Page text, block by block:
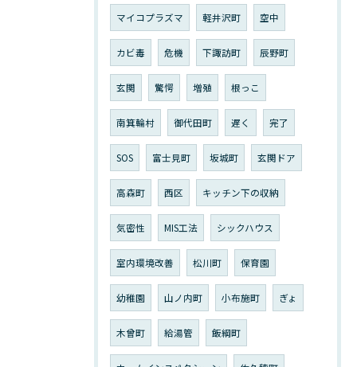
マイコプラズマ 軽井沢町 空中
カビ毒 危機 下諏訪町 辰野町
玄関 驚愕 増殖 根っこ
南箕輪村 御代田町 遅く 完了
SOS 富士見町 坂城町 玄関ドア
高森町 西区 キッチン下の収納
気密性 MIS工法 シックハウス
室内環境改善 松川町 保育園
幼稚園 山ノ内町 小布施町 ぎょ
木曾町 給湯管 飯綱町